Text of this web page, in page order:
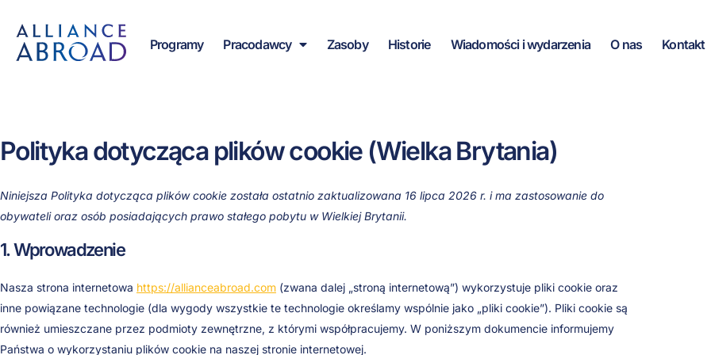
treści
treści
Programy Pracodawcy Zasoby Historie Wiadomości i wydarzenia O nas Kontakt
Polityka dotycząca plików cookie (Wielka Brytania)
Niniejsza Polityka dotycząca plików cookie została ostatnio zaktualizowana 16 lipca 2026 r. i ma zastosowanie do
obywateli oraz osób posiadających prawo stałego pobytu w Wielkiej Brytanii.
1. Wprowadzenie
Nasza strona internetowa https://allianceabroad.com (zwana dalej „stroną internetową”) wykorzystuje pliki cookie oraz
inne powiązane technologie (dla wygody wszystkie te technologie określamy wspólnie jako „pliki cookie”). Pliki cookie są
również umieszczane przez podmioty zewnętrzne, z którymi współpracujemy. W poniższym dokumencie informujemy
Państwa o wykorzystaniu plików cookie na naszej stronie internetowej.
korzystanie
korzystanie
obsługę
korzystanie
korzystanie
korzystanie
świadczenie